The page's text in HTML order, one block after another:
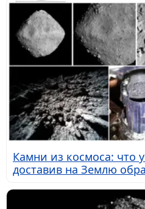
Камни из космоса: что
доставив на Землю